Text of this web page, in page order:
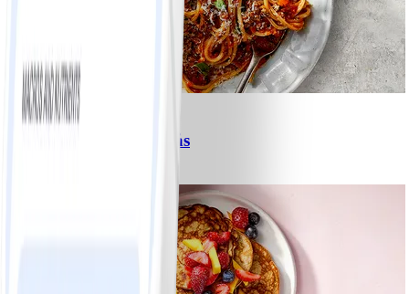
Spagetti med köttfärssås